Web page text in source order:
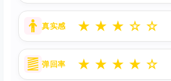
真实感 ★ ★ ★ ☆ ☆
弹回率 ★ ★ ★ ★ ☆